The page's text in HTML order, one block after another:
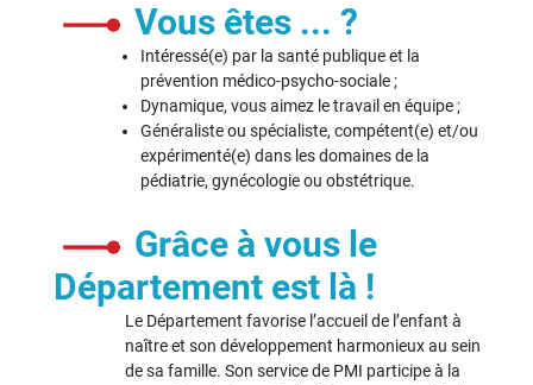
Vous êtes ... ?
Intéressé(e) par la santé publique et la
prévention médico-psycho-sociale ;
Dynamique, vous aimez le travail en équipe ;
Généraliste ou spécialiste, compétent(e) et/ou
expérimenté(e) dans les domaines de la
pédiatrie, gynécologie ou obstétrique.
Grâce à vous le
Département est là !
Le Département favorise l’accueil de l’enfant à
naître et son développement harmonieux au sein
de sa famille. Son service de PMI participe à la